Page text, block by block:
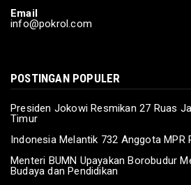
Email
info@pokrol.com
POSTINGAN POPULER
Presiden Jokowi Resmikan 27 Ruas
Timur
Indonesia Melantik 732 Anggota MPR
Menteri BUMN Upayakan Borobudur
Budaya dan Pendidikan